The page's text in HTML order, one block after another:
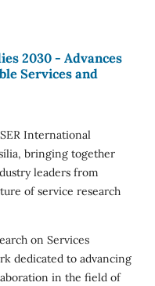
2030 - Advances
Services and
International
bringing together
leaders from
of service research
on Services
dedicated to advancing
in the field of